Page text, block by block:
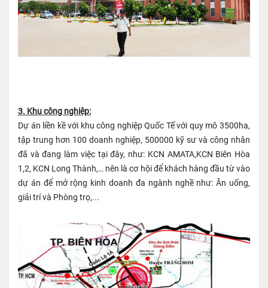
3. Khu công nghiệp:
Dự án liền kề với khu công nghiệp Quốc Tế với quy mô 3500ha,
tập trung hơn 100 doanh nghiệp, 500000 kỹ sư và công nhân
đã và đang làm việc tại đây, như: KCN AMATA,KCN Biên Hòa
1,2, KCN Long Thành,… nên là cơ hội để khách hàng đầu từ vào
dự án để mở rộng kinh doanh đa ngành nghề như: Ăn uống,
giải trí và Phòng trọ,...